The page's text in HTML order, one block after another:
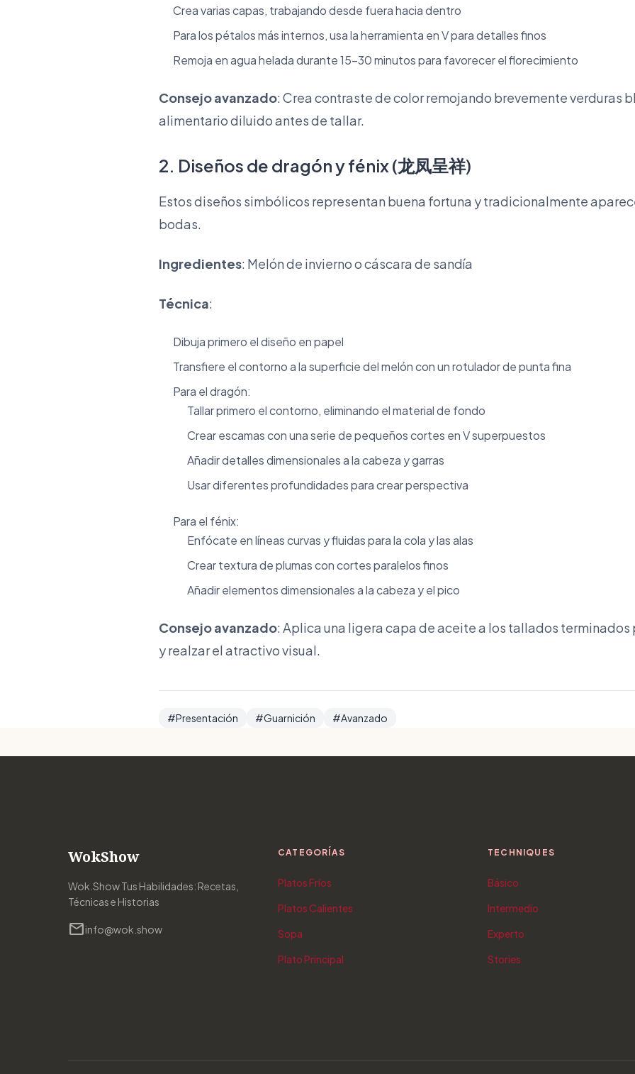
Crea varias capas, trabajando desde fuera hacia dentro
Para los pétalos más internos, usa la herramienta en V para detalles finos
Remoja en agua helada durante 15-30 minutos para favorecer el florecimiento
Consejo avanzado: Crea contraste de color remojando brevemente verduras
alimentario diluido antes de tallar.
2. Diseños de dragón y fénix (龙凤呈祥)
Estos diseños simbólicos representan buena fortuna y tradicionalmente
bodas.
Ingredientes: Melón de invierno o cáscara de sandía
Técnica:
Dibuja primero el diseño en papel
Transfiere el contorno a la superficie del melón con un rotulador de punta fina
Para el dragón:
Tallar primero el contorno, eliminando el material de fondo
Crear escamas con una serie de pequeños cortes en V superpuestos
Añadir detalles dimensionales a la cabeza y garras
Usar diferentes profundidades para crear perspectiva
Para el fénix:
Enfócate en líneas curvas y fluidas para la cola y las alas
Crear textura de plumas con cortes paralelos finos
Añadir elementos dimensionales a la cabeza y el pico
Consejo avanzado: Aplica una ligera capa de aceite a los tallados terminados
y realzar el atractivo visual.
#Presentación #Guarnición #Avanzado
WokShow
Wok.Show Tus Habilidades: Recetas,
Técnicas e Historias
mailinfo@wok.show
CATEGORÍAS
Platos Fríos
Platos Calientes
Sopa
Plato Principal
TECHNIQUES
Básico
Intermedio
Experto
Stories